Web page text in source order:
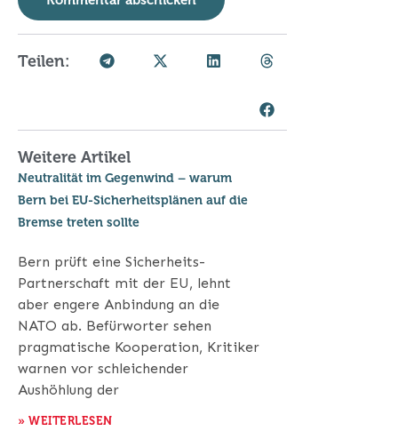
Teilen:
Weitere Artikel
Neutralität im Gegenwind – warum
Bern bei EU-Sicherheitsplänen auf die
Bremse treten sollte
Bern prüft eine Sicherheits-
Partnerschaft mit der EU, lehnt
aber engere Anbindung an die
NATO ab. Befürworter sehen
pragmatische Kooperation, Kritiker
warnen vor schleichender
Aushöhlung der
» WEITERLESEN